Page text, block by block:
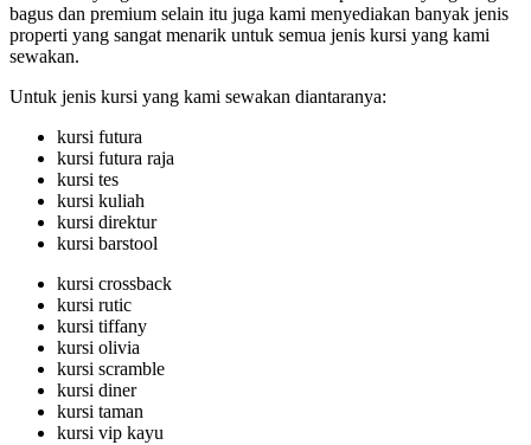
bagus dan premium selain itu juga kami menyediakan banyak jenis
properti yang sangat menarik untuk semua jenis kursi yang kami
sewakan.
Untuk jenis kursi yang kami sewakan diantaranya:
kursi futura
kursi futura raja
kursi tes
kursi kuliah
kursi direktur
kursi barstool
kursi crossback
kursi rutic
kursi tiffany
kursi olivia
kursi scramble
kursi diner
kursi taman
kursi vip kayu